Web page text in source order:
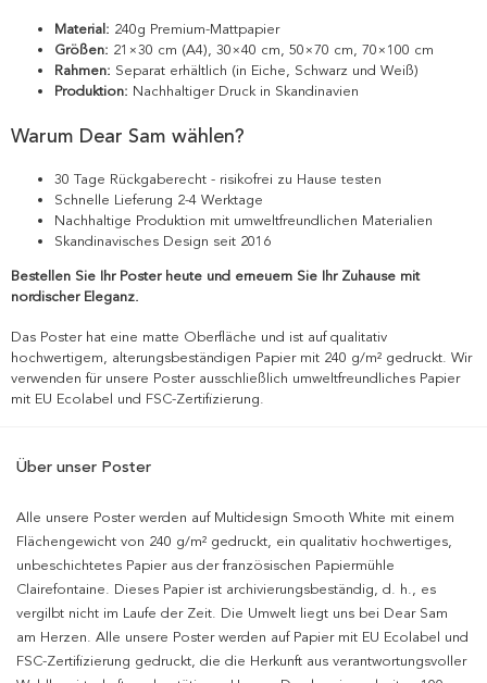
Material: 240g Premium-Mattpapier
Größen: 21×30 cm (A4), 30×40 cm, 50×70 cm, 70×100 cm
Rahmen: Separat erhältlich (in Eiche, Schwarz und Weiß)
Produktion: Nachhaltiger Druck in Skandinavien
Warum Dear Sam wählen?
30 Tage Rückgaberecht - risikofrei zu Hause testen
Schnelle Lieferung 2-4 Werktage
Nachhaltige Produktion mit umweltfreundlichen Materialien
Skandinavisches Design seit 2016
Bestellen Sie Ihr Poster heute und erneuern Sie Ihr Zuhause mit
nordischer Eleganz.
Das Poster hat eine matte Oberfläche und ist auf qualitativ
hochwertigem, alterungsbeständigen Papier mit 240 g/m² gedruckt. Wir
verwenden für unsere Poster ausschließlich umweltfreundliches Papier
mit EU Ecolabel und FSC-Zertifizierung.
Über unser Poster
Alle unsere Poster werden auf Multidesign Smooth White mit einem
Flächengewicht von 240 g/m² gedruckt, ein qualitativ hochwertiges,
unbeschichtetes Papier aus der französischen Papiermühle
Clairefontaine. Dieses Papier ist archivierungsbeständig, d. h., es
vergilbt nicht im Laufe der Zeit. Die Umwelt liegt uns bei Dear Sam
am Herzen. Alle unsere Poster werden auf Papier mit EU Ecolabel und
FSC-Zertifizierung gedruckt, die die Herkunft aus verantwortungsvoller